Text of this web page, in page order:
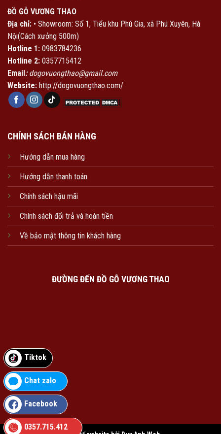
ĐỒ GỖ VƯƠNG THAO
Địa chỉ: • Showroom: Số 1, Tiểu khu Phú Gia, xã Phú Xuyên, Hà
Nội(Cách xưởng 500m)
Hotline 1: 0983784236
Hotline 2: 0357715412
Email:dogovuongthao@gmail.com
Website: http://dogovuongthao.com/
CHÍNH SÁCH BÁN HÀNG
Hướng dẫn mua hàng
Hướng dẫn thanh toán
Chính sách hậu mãi
Chính sách đổi trả và hoàn tiền
Về bảo mật thông tin khách hàng
ĐƯỜNG ĐẾN ĐỒ GỖ VƯƠNG THAO
Tiktok
Chat zalo
Facebook
0357.715.412